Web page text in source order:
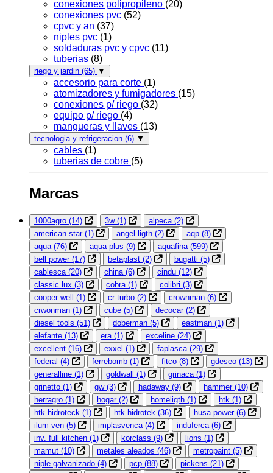
conexiones polipropileno (20)
conexiones pvc (52)
cpvc y an (37)
niples pvc (1)
soldaduras pvc y cpvc (11)
tuberias (8)
riego y jardin (65) ▼
accesorio para corte (1)
atomizadores y fumigadores (15)
conexiones p/ riego (32)
equipo p/ riego (4)
mangueras y llaves (13)
tecnologia y refrigeracion (6) ▼
cables (1)
tuberias de cobre (5)
Marcas
1000agro (14) 3w (1) alpeca (2)
american star (1) angel ligth (2) aqp (8)
aqua (76) aqua plus (9) aquafina (599)
bell power (17) betaplast (2) bugatti (5)
cablesca (20) china (6) cindu (12)
classic lux (3) cobra (1) colibri (3)
cooper well (1) cr-turbo (2) crownman (6)
crwonman (1) cube (5) decocar (2)
diesel tools (51) doberman (5) eastman (1)
elefante (13) era (1) exceline (24)
excellent (16) exxel (1) faplasca (29)
federal (4) ferrebomb (1) fitco (8) gdeseo (13)
generalline (1) goldwall (1) grinaca (1)
grinetto (1) gw (3) hadaway (9) hammer (10)
herragro (1) hogar (2) homeligth (1) htk (1)
htk hidroteck (1) htk hidrotek (36) husa power (6)
ilum-ven (5) implasvenca (4) induferca (6)
inv. full kitchen (1) korclass (9) lions (1)
mamut (10) metales aleados (46) metropaint (5)
niple galvanizado (4) pcp (88) pickens (21)